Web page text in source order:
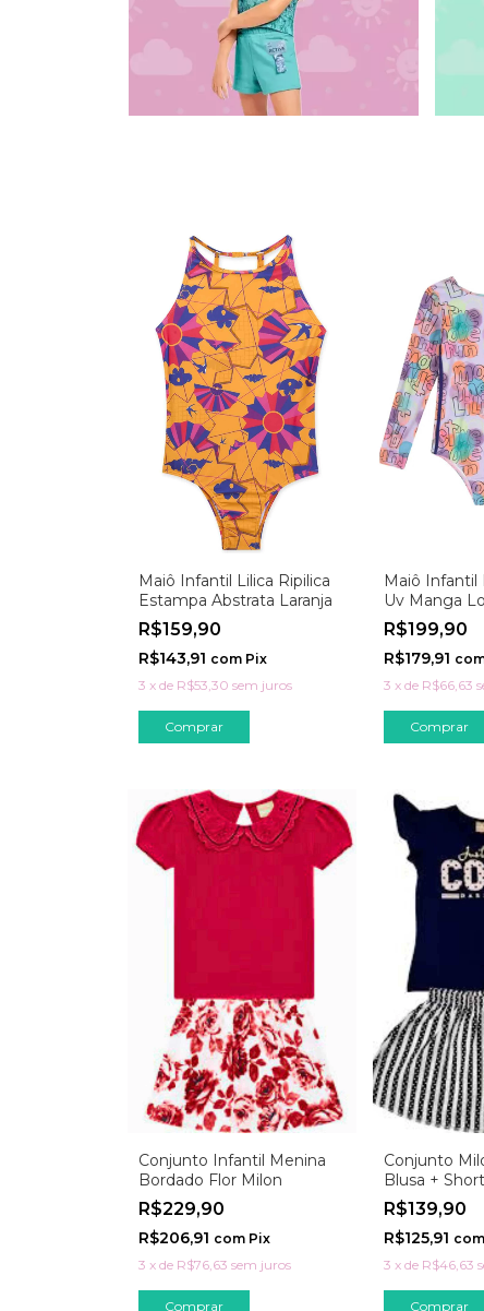
Maiô Infantil Lilica Ripilica
Estampa Abstrata Laranja
R$159,90
R$143,91 com Pix
3 x de R$53,30 sem juros
Comprar
Maiô Infantil
Uv Manga
R$199,90
R$179,91
3 x de R$66,63
Comprar
Conjunto Infantil Menina
Bordado Flor Milon
R$229,90
R$206,91 com Pix
3 x de R$76,63 sem juros
Comprar
Conjunto
Blusa +
Marinho
R$139,90
R$125,91 com
3 x de R$46,63
Comprar